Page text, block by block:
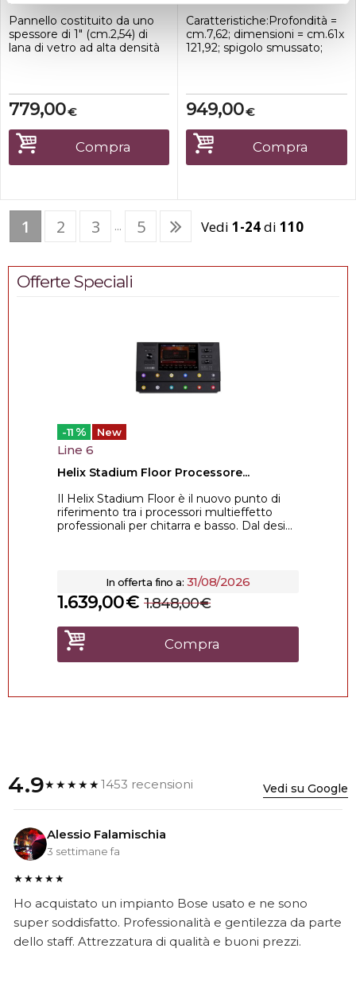
Pannello costituito da uno
spessore di 1" (cm.2,54) di
lana di vetro ad alta densità
verniciabile in fibra di vetro
per un eccezionale
assorbimento del suono.
Ideale per tutti i tipi di
installazioni come luoghi di ...
€
779,00
Compra
Caratteristiche:Profondità =
cm.7,62; dimensioni = cm.61x
121,92; spigolo smussato;
€
949,00
Compra
1 2 3 ... 5 Vedi 1-24di 110
Offerte Speciali
-11 % New
Line 6
Helix Stadium Floor Processore...
Il Helix Stadium Floor è il nuovo punto di
riferimento tra i processori multieffetto
professionali per chitarra e basso. Dal desi...
In offerta fino a: 31/08/2026
€
1.639,00 €
1.848,00
Compra
4.9★★★★★1453 recensioni Vedi su Google
Alessio Falamischia
3 settimane fa
★★★★★
Ho acquistato un impianto Bose usato e ne sono
super soddisfatto. Professionalità e gentilezza da parte
dello staff. Attrezzatura di qualità e buoni prezzi.